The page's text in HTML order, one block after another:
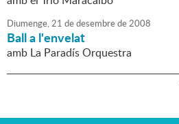
Diumenge,21 dedesembrede2008
Ball a l'envelat
amb La Paradís Orquestra